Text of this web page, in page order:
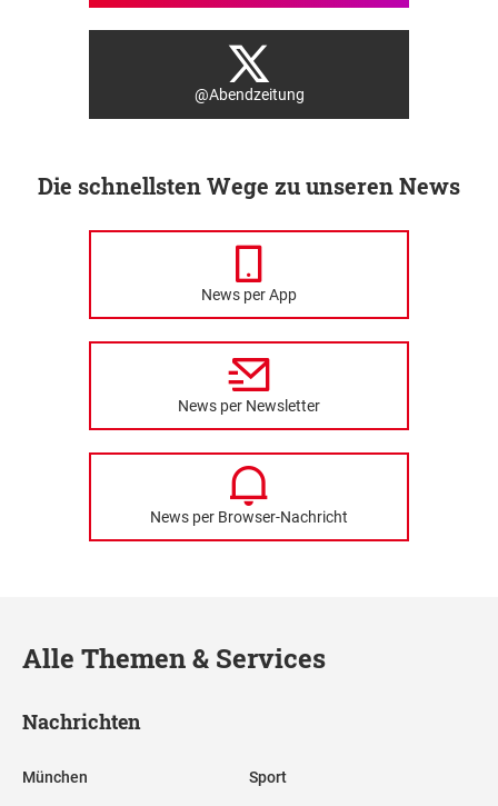
@Abendzeitung
Die schnellsten Wege zu unseren News
News per App
News per Newsletter
News per Browser-Nachricht
Alle Themen & Services
Nachrichten
München Sport